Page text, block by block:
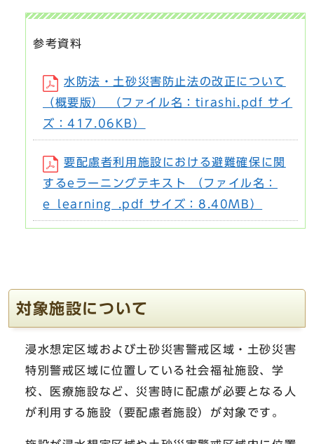
参考資料
水防法・土砂災害防止法の改正について
（概要版） （ファイル名：tirashi.pdf サイ
ズ：417.06KB）
要配慮者利用施設における避難確保に関
するeラーニングテキスト （ファイル名：
e_learning_.pdf サイズ：8.40MB）
対象施設について
浸水想定区域および土砂災害警戒区域・土砂災害
特別警戒区域に位置している社会福祉施設、学
校、医療施設など、災害時に配慮が必要となる人
が利用する施設（要配慮者施設）が対象です。